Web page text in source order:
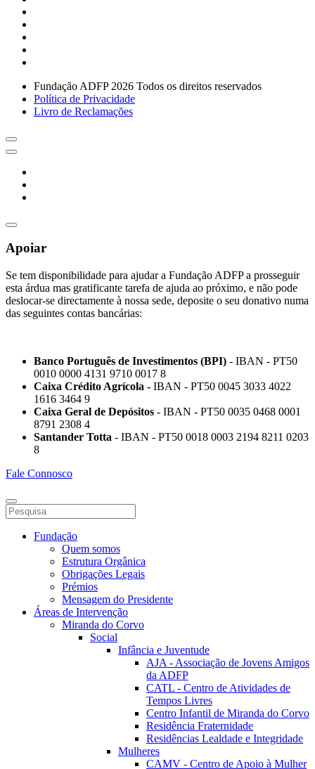
Fundação ADFP 2026 Todos os direitos reservados
Política de Privacidade
Livro de Reclamações
Apoiar
Se tem disponibilidade para ajudar a Fundação ADFP a prosseguir
esta árdua mas gratificante tarefa de ajuda ao próximo, e não pode
deslocar-se directamente à nossa sede, deposite o seu donativo numa
das seguintes contas bancárias:
Banco Português de Investimentos (BPI) - IBAN - PT50
0010 0000 4131 9710 0017 8
Caixa Crédito Agrícola - IBAN - PT50 0045 3033 4022
1616 3464 9
Caixa Geral de Depósitos - IBAN - PT50 0035 0468 0001
8791 2308 4
Santander Totta - IBAN - PT50 0018 0003 2194 8211 0203
8
Fale Connosco
Fundação
Quem somos
Estrutura Orgânica
Obrigações Legais
Prémios
Mensagem do Presidente
Áreas de Intervenção
Miranda do Corvo
Social
Infância e Juventude
AJA - Associação de Jovens Amigos
da ADFP
CATL - Centro de Atividades de
Tempos Livres
Centro Infantil de Miranda do Corvo
Residência Fraternidade
Residências Lealdade e Integridade
Mulheres
CAMV - Centro de Apoio à Mulher